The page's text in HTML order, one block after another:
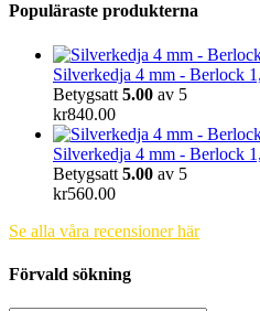
Populäraste produkterna
Silverkedja 4 mm - Berlock
Betygsatt 5.00 av 5
kr840.00
Silverkedja 4 mm - Berlock
Betygsatt 5.00 av 5
kr560.00
Se alla våra recensioner här
Förvald sökning